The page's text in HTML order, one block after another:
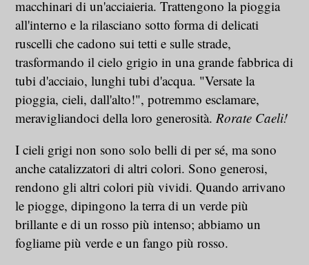
macchinari di un'acciaieria. Trattengono la pioggia
all'interno e la rilasciano sotto forma di delicati
ruscelli che cadono sui tetti e sulle strade,
trasformando il cielo grigio in una grande fabbrica di
tubi d'acciaio, lunghi tubi d'acqua. "Versate la
pioggia, cieli, dall'alto!", potremmo esclamare,
meravigliandoci della loro generosità.Rorate Caeli!
I cieli grigi non sono solo belli di per sé, ma sono
anche catalizzatori di altri colori. Sono generosi,
rendono gli altri colori più vividi. Quando arrivano
le piogge, dipingono la terra di un verde più
brillante e di un rosso più intenso; abbiamo un
fogliame più verde e un fango più rosso.